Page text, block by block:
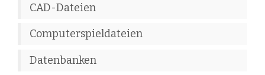
CAD-Dateien
Computerspieldateien
Datenbanken